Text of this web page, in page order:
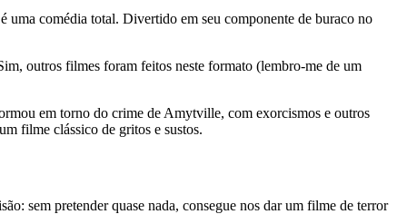
uma comédia total. Divertido em seu componente de buraco no
outros filmes foram feitos neste formato (lembro-me de um
em torno do crime de Amytville, com exorcismos e outros
filme clássico de gritos e sustos.
sem pretender quase nada, consegue nos dar um filme de terror